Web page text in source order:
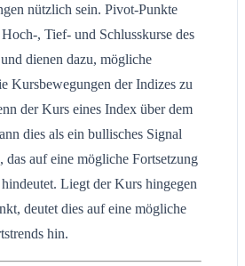
nützlich sein. Pivot-Punkte
, Tief- und Schlusskurse des
dienen dazu, mögliche
Kursbewegungen der Indizes zu
der Kurs eines Index über dem
dies als ein bullisches Signal
das auf eine mögliche Fortsetzung
Liegt der Kurs hingegen
deutet dies auf eine mögliche
hin.